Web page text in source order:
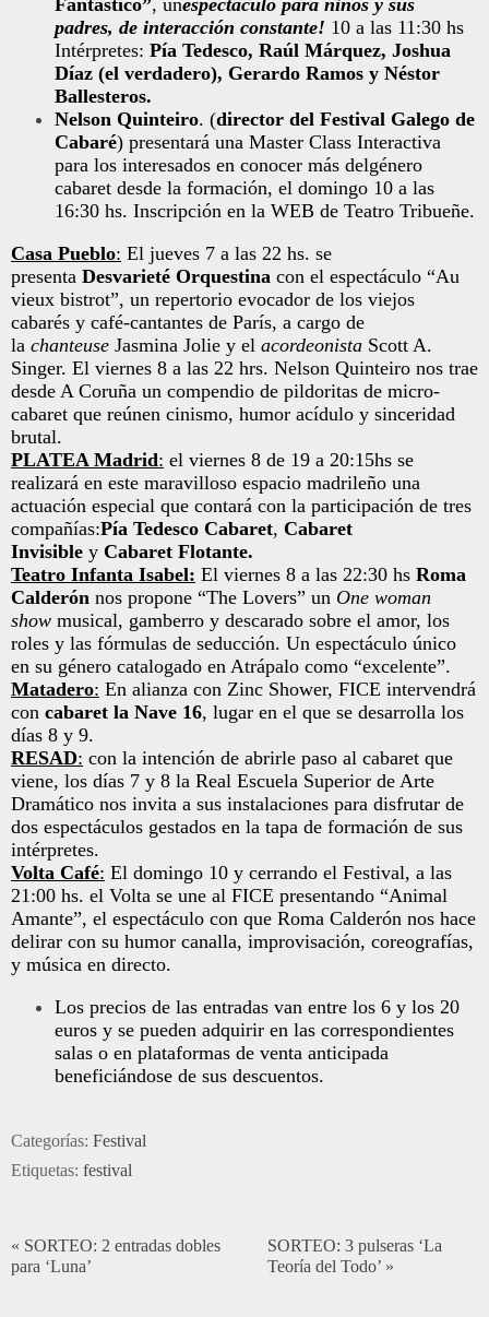
padres, de interacción constante! 10 a las 11:30 hs
Intérpretes: Pía Tedesco, Raúl Márquez, Joshua
Díaz (el verdadero), Gerardo Ramos y Néstor
Ballesteros.
Nelson Quinteiro. (director del Festival Galego de
Cabaré) presentará una Master Class Interactiva
para los interesados en conocer más delgénero
cabaret desde la formación, el domingo 10 a las
16:30 hs. Inscripción en la WEB de Teatro Tribueñe.
Casa Pueblo: El jueves 7 a las 22 hs. se
presenta Desvarieté Orquestina con el espectáculo “Au
vieux bistrot”, un repertorio evocador de los viejos
cabarés y café-cantantes de París, a cargo de
la chanteuse Jasmina Jolie y el acordeonista Scott A.
Singer. El viernes 8 a las 22 hrs. Nelson Quinteiro nos trae
desde A Coruña un compendio de pildoritas de micro-
cabaret que reúnen cinismo, humor acídulo y sinceridad
brutal.
PLATEA Madrid: el viernes 8 de 19 a 20:15hs se
realizará en este maravilloso espacio madrileño una
actuación especial que contará con la participación de tres
compañías:Pía Tedesco Cabaret, Cabaret
Invisible y Cabaret Flotante.
Teatro Infanta Isabel: El viernes 8 a las 22:30 hs Roma
Calderón nos propone “The Lovers” un One woman
show musical, gamberro y descarado sobre el amor, los
roles y las fórmulas de seducción. Un espectáculo único
en su género catalogado en Atrápalo como “excelente”.
Matadero: En alianza con Zinc Shower, FICE intervendrá
con cabaret la Nave 16, lugar en el que se desarrolla los
días 8 y 9.
RESAD: con la intención de abrirle paso al cabaret que
viene, los días 7 y 8 la Real Escuela Superior de Arte
Dramático nos invita a sus instalaciones para disfrutar de
dos espectáculos gestados en la tapa de formación de sus
intérpretes.
Volta Café: El domingo 10 y cerrando el Festival, a las
21:00 hs. el Volta se une al FICE presentando “Animal
Amante”, el espectáculo con que Roma Calderón nos hace
delirar con su humor canalla, improvisación, coreografías,
y música en directo.
Los precios de las entradas van entre los 6 y los 20
euros y se pueden adquirir en las correspondientes
salas o en plataformas de venta anticipada
beneficiándose de sus descuentos.
Categorías: Festival
Etiquetas: festival
« SORTEO: 2 entradas dobles
para ‘Luna’
SORTEO: 3 pulseras ‘La
Teoría del Todo’ »